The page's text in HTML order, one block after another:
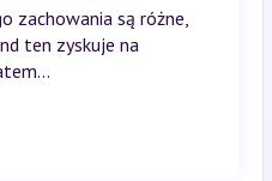
zachowania są różne,
ten zyskuje na